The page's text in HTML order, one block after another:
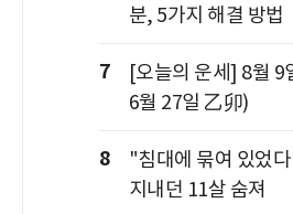
분, 5가지 해결 방법
7
[오늘의 운세] 8월 9
6월 27일 乙卯)
8
"침대에 묶여 있었
지내던 11살 숨져